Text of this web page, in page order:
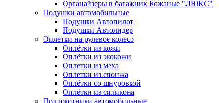
Органайзеры в багажник Кожаные "ЛЮКС"
Подушки автомобильные
Подушки Автопилот
Подушки Автолидер
Оплетки на рулевое колесо
Оплётки из кожи
Оплётки из экокожи
Оплетки из меха
Оплетки из спонжа
Оплётки со шнуровкой
Оплётки из силикона
Подлокотники автомобильные